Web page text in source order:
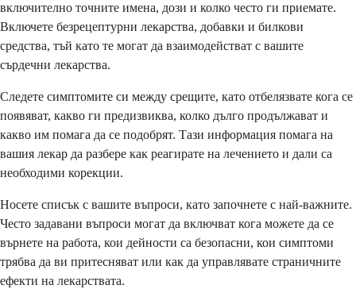
включително точните имена, дози и колко често ги приемате.
Включете безрецептурни лекарства, добавки и билкови
средства, тъй като те могат да взаимодействат с вашите
сърдечни лекарства.
Следете симптомите си между срещите, като отбелязвате кога се
появяват, какво ги предизвиква, колко дълго продължават и
какво им помага да се подобрят. Тази информация помага на
вашия лекар да разбере как реагирате на лечението и дали са
необходими корекции.
Носете списък с вашите въпроси, като започнете с най-важните.
Често задавани въпроси могат да включват кога можете да се
върнете на работа, кои дейности са безопасни, кои симптоми
трябва да ви притесняват или как да управлявате страничните
ефекти на лекарствата.